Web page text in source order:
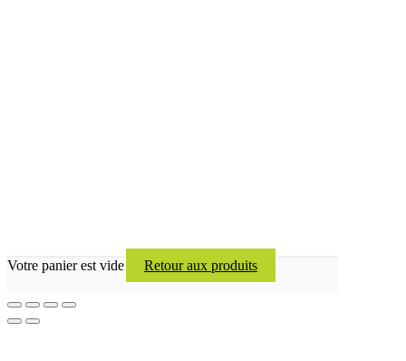
Votre panier est vide Retour aux produits